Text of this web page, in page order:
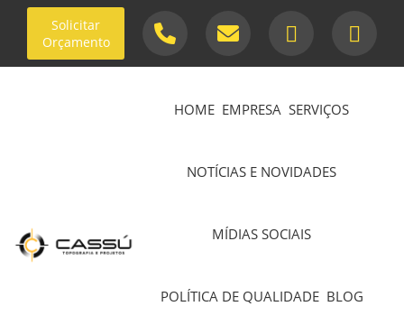
Solicitar
Orçamento
HOME EMPRESA SERVIÇOS
NOTÍCIAS E NOVIDADES
MÍDIAS SOCIAIS
POLÍTICA DE QUALIDADE BLOG